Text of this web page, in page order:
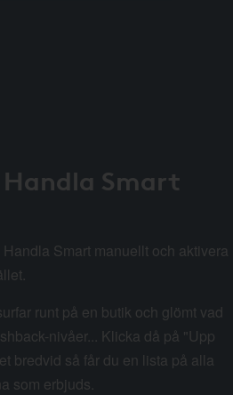
Smart
Smart manuellt och aktivera
runt på en butik och glömt vad
nivåer... Klicka då på "Upp
bredvid så får du en lista på alla
som erbjuds.